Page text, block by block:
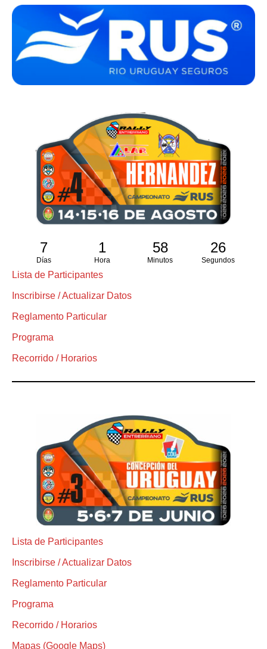
7
Días
1
Hora
58
Minutos
25
Segundos
Lista de Participantes
Inscribirse / Actualizar Datos
Reglamento Particular
Programa
Recorrido / Horarios
Lista de Participantes
Inscribirse / Actualizar Datos
Reglamento Particular
Programa
Recorrido / Horarios
Mapas (Google Maps)